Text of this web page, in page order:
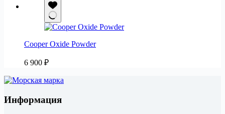
Cooper Oxide Powder
6 900 ₽
Информация